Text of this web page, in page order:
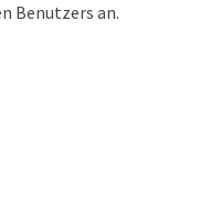
Benutzers an.